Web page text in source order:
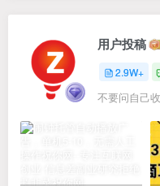
用户投稿
2.9W+